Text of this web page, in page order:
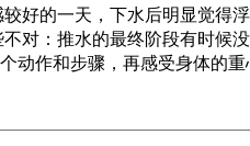
好的一天，下水后明显觉得
对：推水的最终阶段有时候
动作和步骤，再感受身体的重